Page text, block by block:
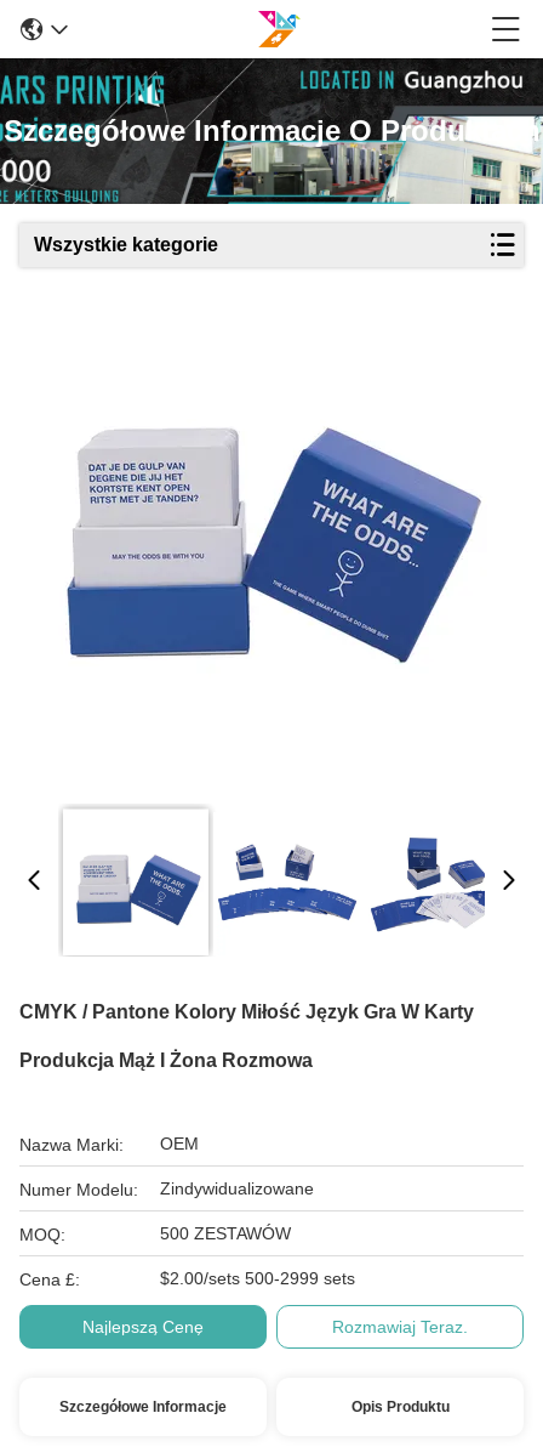
Szczegółowe Informacje O Produktach
Wszystkie kategorie
CMYK / Pantone Kolory Miłość Język Gra W Karty
Produkcja Mąż I Żona Rozmowa
Nazwa Marki: OEM
Numer Modelu: Zindywidualizowane
MOQ: 500 ZESTAWÓW
Cena £: $2.00/sets 500-2999 sets
Najlepszą Cenę Rozmawiaj Teraz.
Szczegółowe Informacje Opis Produktu